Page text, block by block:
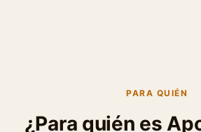
PARA QUIÉN
¿Para quién es